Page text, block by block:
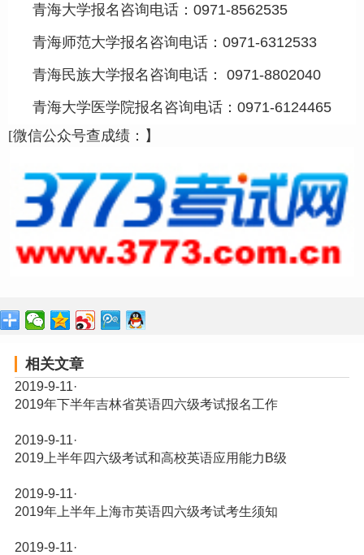
青海大学报名咨询电话：0971-8562535
青海师范大学报名咨询电话：0971-6312533
青海民族大学报名咨询电话： 0971-8802040
青海大学医学院报名咨询电话 ： 0971-6124465
[微信公众号查成绩：】
相关文章
2019-9-11·
2019年下半年吉林省英语四六级考试报名工作
2019-9-11·
2019上半年四六级考试和高校英语应用能力B级
2019-9-11·
2019年上半年上海市英语四六级考试考生须知
2019-9-11·